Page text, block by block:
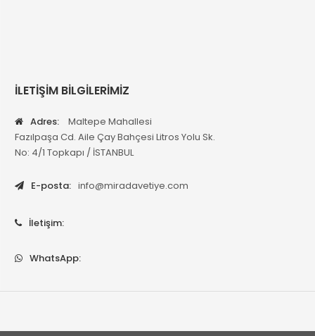
İLETİŞİM BİLGİLERİMİZ
Adres:
Maltepe Mahallesi
Fazılpaşa Cd. Aile Çay Bahçesi Litros Yolu Sk.
No: 4/1 Topkapı / İSTANBUL
E-posta: info@miradavetiye.com
İletişim:
WhatsApp: